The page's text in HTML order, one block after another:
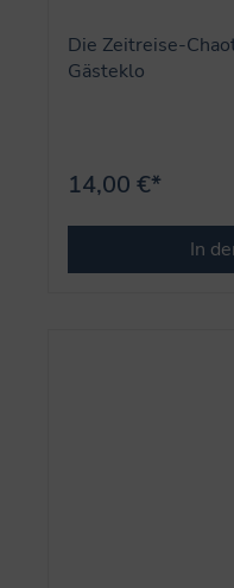
Die Zeitreise-
Gästeklo
14,00 €*
In